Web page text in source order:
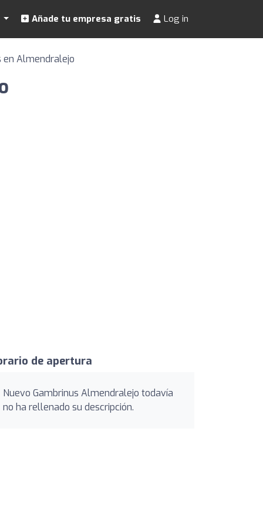
Añade tu empresa gratis Log in
en Almendralejo
de apertura
Nuevo Gambrinus Almendralejo todavía
no ha rellenado su descripción.